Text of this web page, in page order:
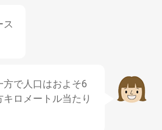
ス
方で人口はおよそ6
キロメートル当たり